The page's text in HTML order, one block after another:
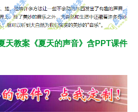
天教案《夏天的声音》含PPT课件